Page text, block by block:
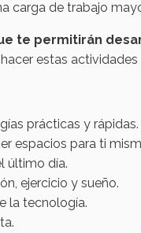
carga de trabajo
te permitirán
estas
prácticas y rápidas.
espacios para ti
último día.
ejercicio y sueño.
la tecnología.